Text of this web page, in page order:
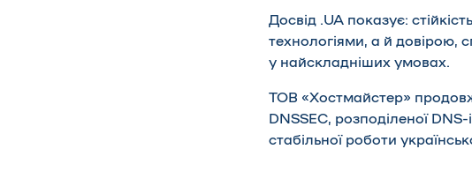
Досвід .UA показує:
технологіями, а й довірою,
у найскладніших умовах.
ТОВ «Хостмайстер»
DNSSEC, розподіленої
стабільної роботи